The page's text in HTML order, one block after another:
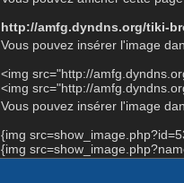
http://amfg.dyndns.org/tiki-
Vous pouvez insérer l'image
<img src="http://
<img src="http://
Vous pouvez insérer l'image
{img
{img